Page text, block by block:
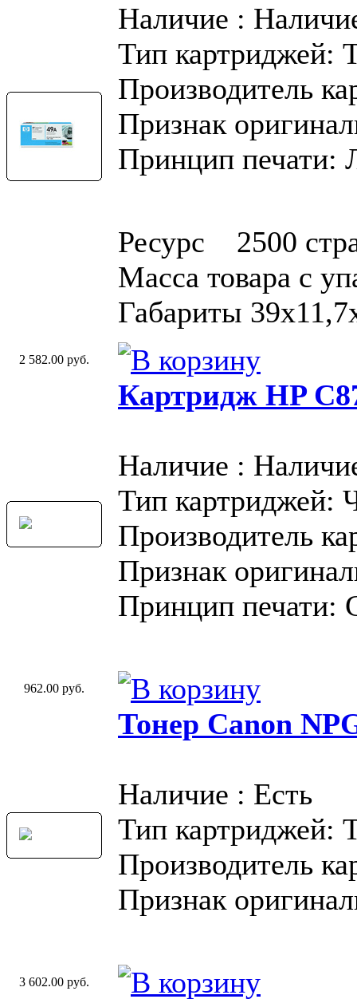
Наличие :
Тип картриджей:
Производитель
Признак
Принцип печати:
Ресурс 2500
Масса товара с
Габариты
2 582.00 руб.
Картридж HP
Наличие :
Тип картриджей:
Производитель
Признак
Принцип печати:
962.00 руб.
Тонер Canon
Наличие : Есть
Тип картриджей:
Производитель
Признак
3 602.00 руб.